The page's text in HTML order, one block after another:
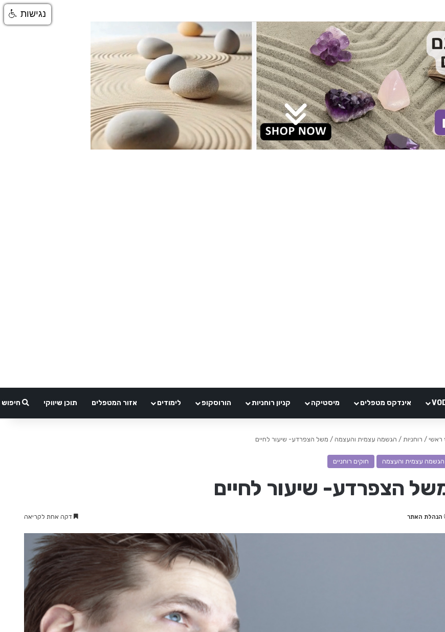
אינדקס מטפלים מיסטיקה קניון רוחניות הורוסקופ לימודים אזור המטפלים תוכן שיווקי חיפוש
ראשי / רוחניות / הגשמה עצמית והעצמה / משל הצפרדע- שיעור לחיים
הגשמה עצמית והעצמה חוקים רוחניים
הצפרדע- שיעור לחיים
הנהלת האתר דקה אחת לקריאה
נגישות